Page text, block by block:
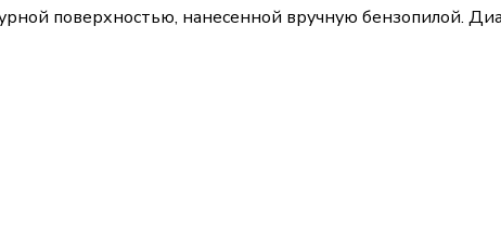
поверхностью, нанесенной вручную бензопилой.